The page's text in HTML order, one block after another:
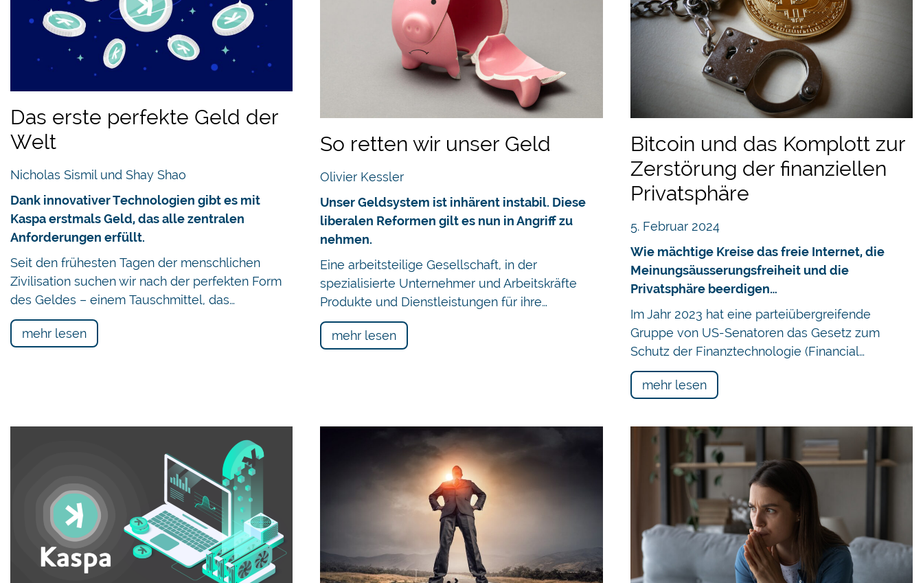
Das erste perfekte Geld der
Welt
Nicholas Sismil und Shay Shao
Dank innovativer Technologien gibt es mit
Kaspa erstmals Geld, das alle zentralen
Anforderungen erfüllt.
Seit den frühesten Tagen der menschlichen
Zivilisation suchen wir nach der perfekten Form
des Geldes – einem Tauschmittel, das…
mehr lesen
So retten wir unser Geld
Olivier Kessler
Unser Geldsystem ist inhärent instabil. Diese
liberalen Reformen gilt es nun in Angriff zu
nehmen.
Eine arbeitsteilige Gesellschaft, in der
spezialisierte Unternehmer und Arbeitskräfte
Produkte und Dienstleistungen für ihre…
mehr lesen
Bitcoin und das Komplott zur
Zerstörung der finanziellen
Privatsphäre
5. Februar 2024
Wie mächtige Kreise das freie Internet, die
Meinungsäusserungsfreiheit und die
Privatsphäre beerdigen…
Im Jahr 2023 hat eine parteiübergreifende
Gruppe von US-Senatoren das Gesetz zum
Schutz der Finanztechnologie (Financial…
mehr lesen